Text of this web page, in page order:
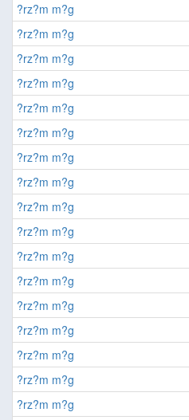
?rz?m m?g
?rz?m m?g
?rz?m m?g
?rz?m m?g
?rz?m m?g
?rz?m m?g
?rz?m m?g
?rz?m m?g
?rz?m m?g
?rz?m m?g
?rz?m m?g
?rz?m m?g
?rz?m m?g
?rz?m m?g
?rz?m m?g
?rz?m m?g
?rz?m m?g